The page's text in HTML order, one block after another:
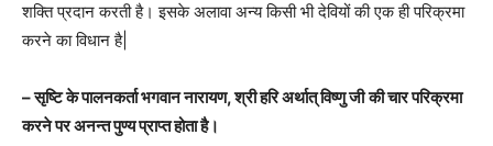
शक्ति प्रदान करती है। इसके अलावा अन्य किसी भी देवियों की एक ही परिक्रमा
करने का विधान है|
– सृष्टि के पालनकर्ता भगवान नारायण, श्री हरि अर्थात् विष्णुजी की चार परिक्रमा
करने पर अनन्त पुण्य प्राप्त होता है।